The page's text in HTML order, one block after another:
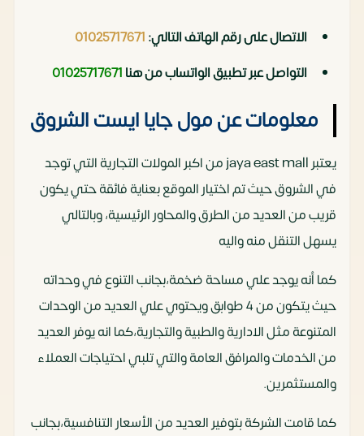
الاتصال على رقم الهاتف التالي:01025717671
التواصل عبر تطبيق الواتساب من هنا01025717671
معلومات عن مول جايا ايست الشروق
يعتبر jaya east mall من اكبر المولات التجارية التي توجد
في الشروق حيث تم اختيار الموقع بعناية فائقة حتي يكون
قريب من العديد من الطرق والمحاور الرئيسية، وبالتالي
يسهل التنقل منه واليه
كما أنه يوجد علي مساحة ضخمة،بجانب التنوع في وحداته
حيث يتكون من 4 طوابق ويحتوي علي العديد من الوحدات
المتنوعة مثل الادارية والطبية والتجارية،كما انه يوفر العديد
من الخدمات والمرافق العامة والتي تلبي احتياجات العملاء
والمستثمرين.
كما قامت الشركة بتوفير العديد من الأسعار التنافسية،بجانب